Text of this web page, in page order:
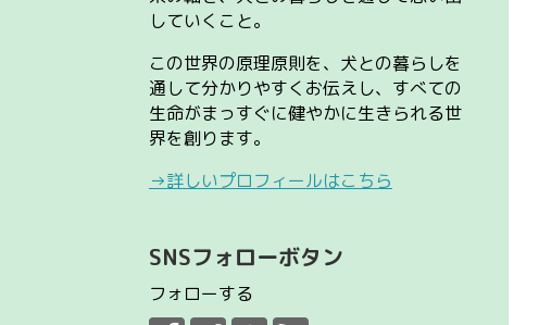
していくこと。
この世界の原理原則を、犬との暮らしを
通して分かりやすくお伝えし、すべての
生命がまっすぐに健やかに生きられる世
界を創ります。
→詳しいプロフィールはこちら
SNSフォローボタン
フォローする